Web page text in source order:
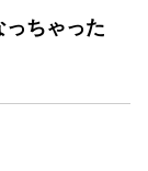
ちゃった